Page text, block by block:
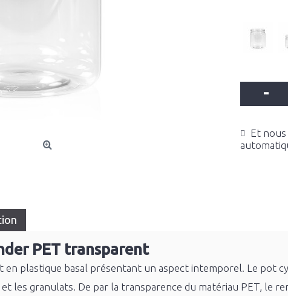
-
Et
PET transparent
en plastique basal présentant un aspect intemporel. Le pot
les granulats. De par la transparence du matériau PET, le